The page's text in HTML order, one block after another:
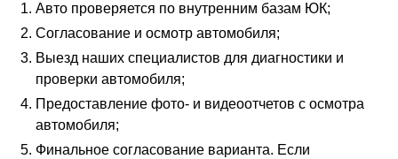
Авто проверяется по внутренним базам ЮК;
Согласование и осмотр автомобиля;
Выезд наших специалистов для диагностики и
проверки автомобиля;
Предоставление фото- и видеоотчетов с осмотра
автомобиля;
Финальное согласование варианта. Если